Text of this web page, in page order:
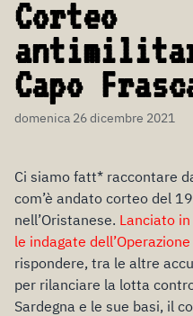
Corteo
Capo
domenica 26 dicembre 2021
Ci siamo fatt* raccontare
com’è andato corteo del
nell’Oristanese. Lanciato
le indagate
rispondere, tra le altre
per rilanciare la lotta
Sardegna e le sue basi, il